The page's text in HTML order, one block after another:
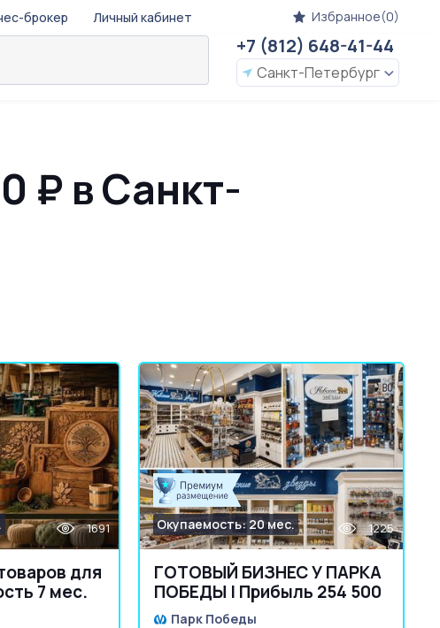
брокер Личный кабинет Избранное(0)
+7 (812) 648-41-44
Санкт-Петербург
₽ в Санкт-
для
7 мес.
1691
ГОТОВЫЙ БИЗНЕС У ПАРКА
ПОБЕДЫ | Прибыль 254 500
₽ подтверждена
Окупаемость: 20 мес. 1225
Парк Победы